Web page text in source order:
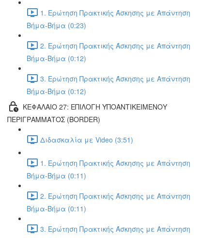
1. Ερώτηση Πρακτικής Άσκησης με Απάντηση
Βήμα-Βήμα (0:23)
2. Ερώτηση Πρακτικής Άσκησης με Απάντηση
Βήμα-Βήμα (0:12)
3. Ερώτηση Πρακτικής Άσκησης με Απάντηση
Βήμα-Βήμα (0:12)
ΚΕΦΑΛΑΙΟ 27: ΕΠΙΛΟΓΗ ΥΠΟΑΝΤΙΚΕΙΜΕΝΟΥ
ΠΕΡΙΓΡΑΜΜΑΤΟΣ (BORDER)
Διδασκαλία με Video (3:51)
1. Ερώτηση Πρακτικής Άσκησης με Απάντηση
Βήμα-Βήμα (0:11)
2. Ερώτηση Πρακτικής Άσκησης με Απάντηση
Βήμα-Βήμα (0:11)
3. Ερώτηση Πρακτικής Άσκησης με Απάντηση